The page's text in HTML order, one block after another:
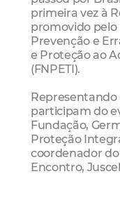
primeira vez à
promovido pelo
Prevenção e
e Proteção ao
(FNPETI).
Representando
participam do
Fundação,
Proteção
coordenador
Encontro,